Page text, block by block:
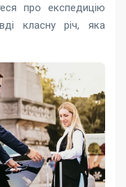
про експедицію
класну річ, яка